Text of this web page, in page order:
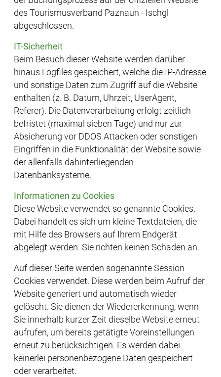
des Tourismusverband Paznaun - Ischgl
abgeschlossen.
IT-Sicherheit
Beim Besuch dieser Website werden darüber
hinaus Logfiles gespeichert, welche die IP-Adresse
und sonstige Daten zum Zugriff auf die Website
enthalten (z. B. Datum, Uhrzeit, UserAgent,
Referer). Die Datenverarbeitung erfolgt zeitlich
befristet (maximal sieben Tage) und nur zur
Absicherung vor DDOS Attacken oder sonstigen
Eingriffen in die Funktionalität der Website sowie
der allenfalls dahinterliegenden
Datenbanksysteme.
Informationen zu Cookies
Diese Website verwendet so genannte Cookies.
Dabei handelt es sich um kleine Textdateien, die
mit Hilfe des Browsers auf Ihrem Endgerät
abgelegt werden. Sie richten keinen Schaden an.
Auf dieser Seite werden sogenannte Session
Cookies verwendet. Diese werden beim Aufruf der
Website generiert und automatisch wieder
gelöscht. Sie dienen der Wiedererkennung, wenn
Sie innerhalb kurzer Zeit dieselbe Website erneut
aufrufen, um bereits getätigte Voreinstellungen
erneut zu berücksichtigen. Es werden dabei
keinerlei personenbezogene Daten gespeichert
oder verarbeitet.